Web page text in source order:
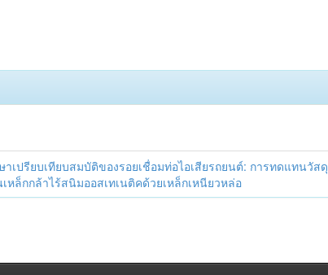
าเปรียบเทียบสมบัติของรอยเชื่อมท่อไอเสียรถยนต์: การทดแทนวัสดุ
หล็กกล้าไร้สนิมออสเทเนติคด้วยเหล็กเหนียวหล่อ